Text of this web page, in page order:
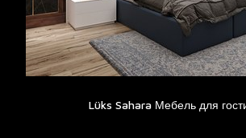
Lüks Sahara Мебель для